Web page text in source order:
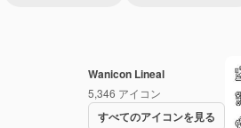
Wanicon Lineal
5,346 アイコン
すべてのアイコンを見る